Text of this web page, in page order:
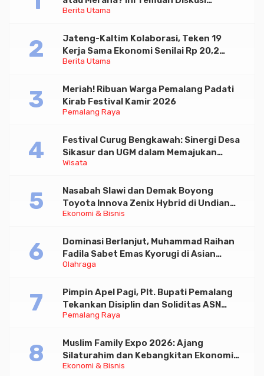
Berita Utama
Paramadina
Berita Utama
Jateng-Kaltim Kolaborasi, Teken 19
Kerja Sama Ekonomi Senilai Rp 20,2
Triliun
Pemalang Raya
Meriah! Ribuan Warga Pemalang Padati
Kirab Festival Kamir 2026
Wisata
Festival Curug Bengkawah: Sinergi Desa
Sikasur dan UGM dalam Memajukan
Wisata serta UMKM Lokal
Ekonomi & Bisnis
Nasabah Slawi dan Demak Boyong
Toyota Innova Zenix Hybrid di Undian
Tabungan Bima Bank Jateng
Olahraga
Dominasi Berlanjut, Muhammad Raihan
Fadila Sabet Emas Kyorugi di Asian
Taekwondo Indonesia Open 2026
Pemalang Raya
Pimpin Apel Pagi, Plt. Bupati Pemalang
Tekankan Disiplin dan Soliditas ASN
untuk Pelayanan Publik
Ekonomi & Bisnis
Muslim Family Expo 2026: Ajang
Silaturahim dan Kebangkitan Ekonomi
Halal di Jakarta